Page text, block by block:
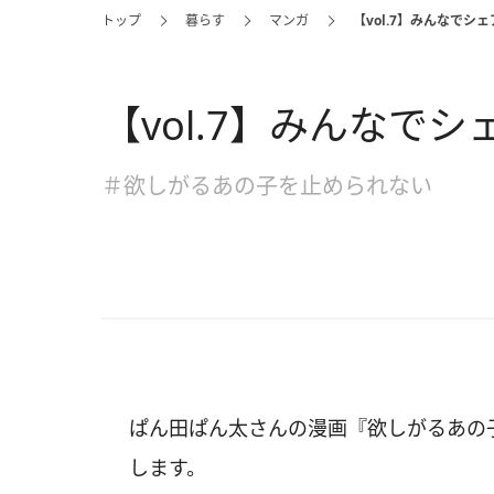
トップ 暮らす マンガ 【vol.7】みんなでシェ
【vol.7】みんなでシ
＃欲しがるあの子を止められない
ぱん田ぱん太さんの漫画『欲しがるあ
します。